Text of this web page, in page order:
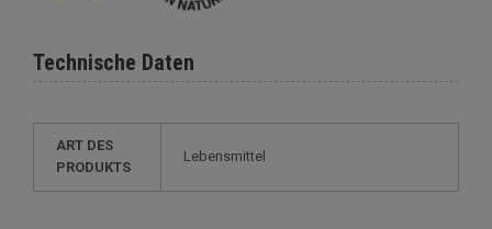
Technische Daten
ART DES
PRODUKTS
Lebensmittel